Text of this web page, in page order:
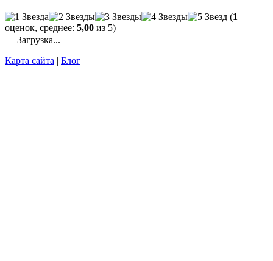
(1
оценок, среднее: 5,00 из 5)
Загрузка...
Карта сайта | Блог